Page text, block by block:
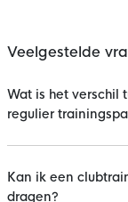
Veelgestelde
Wat is het verschil
regulier
Kan ik een
dragen?